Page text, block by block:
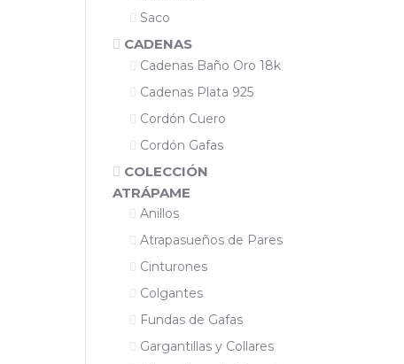
Saco
CADENAS
Cadenas Baño Oro 18k
Cadenas Plata 925
Cordón Cuero
Cordón Gafas
COLECCIÓN
ATRÁPAME
Anillos
Atrapasueños de Pares
Cinturones
Colgantes
Fundas de Gafas
Gargantillas y Collares